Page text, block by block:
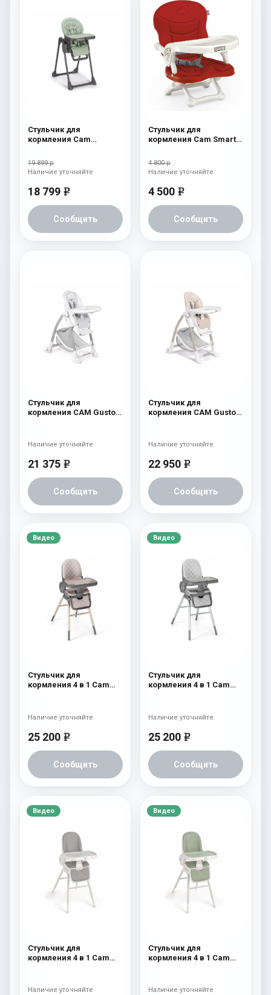
Стульчик для
кормления Cam
мятный
19 899 р
18 799 e
Сообщить
Наличие уточняйте
Стульчик для
кормления Cam Smarty
4 800 р
4 500 e
Сообщить
Наличие уточняйте
Стульчик для
кормления CAM Gusto
21 375 e
Сообщить
Наличие уточняйте
Стульчик для
кормления CAM Gusto
22 950 e
Сообщить
Наличие уточняйте
Видео
Стульчик для
кормления 4 в 1 Cam
25 200 e
Сообщить
Наличие уточняйте
Видео
Стульчик для
кормления 4 в 1 Cam
25 200 e
Сообщить
Наличие уточняйте
Видео
Стульчик для
кормления 4 в 1 Cam
Наличие уточняйте
Видео
Стульчик для
кормления 4 в 1 Cam
Наличие уточняйте